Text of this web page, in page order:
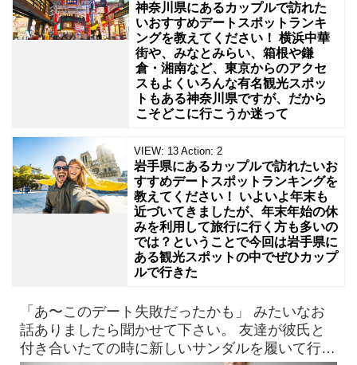
神奈川県にあるカップルで訪れた
いおすすめデートスポットランキ
ングを教えてください！ 横浜中華
街や、みなとみらい、箱根や鎌
倉・湘南など、東京からのアクセ
スもよくいろんな有名観光スポッ
トもある神奈川県ですが、だから
こそどこに行こうか迷って
VIEW: 13 Action: 2
岩手県にあるカップルで訪れたいお
すすめデートスポットランキングを
教えてください！ いよいよ年末も
近づいてきましたが、年末年始の休
みを利用して旅行に行く方も多いの
では？ということで今回は岩手県に
ある観光スポットの中でぜひカップ
ルで行きた
「あ〜このデート失敗だったかも」 みたいなお
話ありましたら聞かせて下さい。 友達が彼氏と
付き合いたての時に新しいサンダルを履いて行っ